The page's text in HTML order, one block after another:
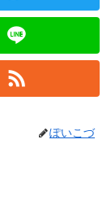
ぽいこづ